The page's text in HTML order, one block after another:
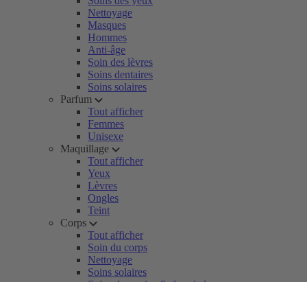
Nettoyage
Masques
Hommes
Anti-âge
Soin des lèvres
Soins dentaires
Soins solaires
Parfum
Tout afficher
Femmes
Unisexe
Maquillage
Tout afficher
Yeux
Lèvres
Ongles
Teint
Corps
Tout afficher
Soin du corps
Nettoyage
Soins solaires